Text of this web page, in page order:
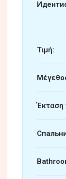
Τιμή:
Έκταση